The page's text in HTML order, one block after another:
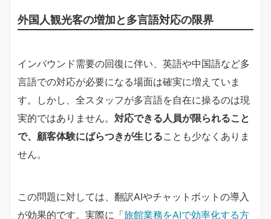
外国人観光客の増加と多言語対応の限界
インバウンド需要の回復に伴い、英語や中国語など多
言語での対応が必要になる場面は確実に増えていま
す。しかし、全スタッフが多言語を自在に操るのは現
実的ではありません。 対応できる人員が限られること
で、顧客体験にばらつきが生じることも少なくありま
せん。
この問題に対しては、翻訳AIやチャットボットの導入
が効果的です。実際に「旅館業務をAIで効率化する方